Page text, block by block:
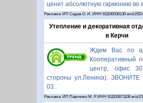
ценит абсолютную гармонию во
Реклама: ИП Седов О. И. ИНН 911100036130
Утепление и декоративная
в Керчи
Ждем Вас по
Кооперативный
центр, офис
стороны ул.Ленина). ЗВОНИТЕ
03.
Реклама: ИП Павленко М. Р. ИНН 911103871108